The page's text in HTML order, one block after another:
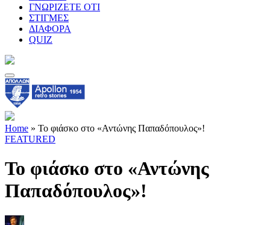
ΓΝΩΡΙΖΕΤΕ ΟΤΙ
ΣΤΙΓΜΕΣ
ΔΙΑΦΟΡΑ
QUIZ
Home » Το φιάσκο στο «Αντώνης Παπαδόπουλος»!
FEATURED
Το φιάσκο στο «Αντώνης
Παπαδόπουλος»!